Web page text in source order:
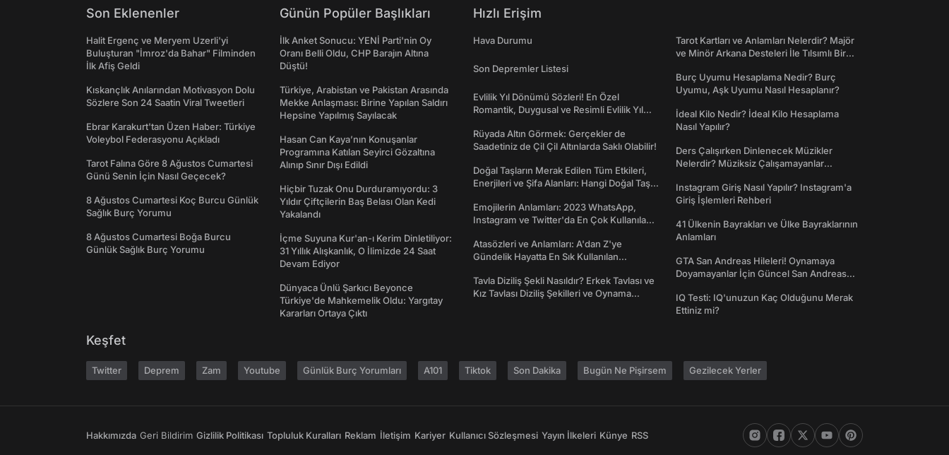
Son Eklenenler
Halit Ergenç ve Meryem Uzerli'yi
Buluşturan "İmroz'da Bahar" Filminden
İlk Afiş Geldi
Kıskançlık Anılarından Motivasyon Dolu
Sözlere Son 24 Saatin Viral Tweetleri
Ebrar Karakurt'tan Üzen Haber: Türkiye
Voleybol Federasyonu Açıkladı
Tarot Falına Göre 8 Ağustos Cumartesi
Günü Senin İçin Nasıl Geçecek?
8 Ağustos Cumartesi Koç Burcu Günlük
Sağlık Burç Yorumu
8 Ağustos Cumartesi Boğa Burcu
Günlük Sağlık Burç Yorumu
Günün Popüler Başlıkları
İlk Anket Sonucu: YENİ Parti'nin Oy
Oranı Belli Oldu, CHP Barajın Altına
Düştü!
Türkiye, Arabistan ve Pakistan Arasında
Mekke Anlaşması: Birine Yapılan Saldırı
Hepsine Yapılmış Sayılacak
Hasan Can Kaya’nın Konuşanlar
Programına Katılan Seyirci Gözaltına
Alınıp Sınır Dışı Edildi
Hiçbir Tuzak Onu Durduramıyordu: 3
Yıldır Çiftçilerin Baş Belası Olan Kedi
Yakalandı
İçme Suyuna Kur'an-ı Kerim Dinletiliyor:
31 Yıllık Alışkanlık, O İlimizde 24 Saat
Devam Ediyor
Dünyaca Ünlü Şarkıcı Beyonce
Türkiye'de Mahkemelik Oldu: Yargıtay
Kararları Ortaya Çıktı
Hızlı Erişim
Hava Durumu
Son Depremler Listesi
Evlilik Yıl Dönümü Sözleri! En Özel
Romantik, Duygusal ve Resimli Evlilik Yıl
Rüyada Altın Görmek: Gerçekler de
Saadetiniz de Çil Çil Altınlarda Saklı Olabilir!
Doğal Taşların Merak Edilen Tüm Etkileri,
Enerjileri ve Şifa Alanları: Hangi Doğal Taş
Emojilerin Anlamları: 2023 WhatsApp,
Instagram ve Twitter'da En Çok Kullanılan
Atasözleri ve Anlamları: A'dan Z'ye
Gündelik Hayatta En Sık Kullanılan
Tavla Diziliş Şekli Nasıldır? Erkek Tavlası ve
Kız Tavlası Diziliş Şekilleri ve Oynama
Tarot Kartları ve Anlamları Nelerdir? Majör
ve Minör Arkana Desteleri İle Tılsımlı Bir
Burç Uyumu Hesaplama Nedir? Burç
Uyumu, Aşk Uyumu Nasıl Hesaplanır?
İdeal Kilo Nedir? İdeal Kilo Hesaplama
Nasıl Yapılır?
Ders Çalışırken Dinlenecek Müzikler
Nelerdir? Müziksiz Çalışamayanlar
Instagram Giriş Nasıl Yapılır? Instagram'a
Giriş İşlemleri Rehberi
41 Ülkenin Bayrakları ve Ülke Bayraklarının
Anlamları
GTA San Andreas Hileleri! Oynamaya
Doyamayanlar İçin Güncel San Andreas
IQ Testi: IQ'unuzun Kaç Olduğunu Merak
Ettiniz mi?
Keşfet
Twitter Deprem Zam Youtube Günlük Burç Yorumları A101 Tiktok Son Dakika Bugün Ne Pişirsem Gezilecek Yerler
Hakkımızda Geri Bildirim Gizlilik Politikası Topluluk Kuralları Reklam İletişim Kariyer Kullanıcı Sözleşmesi Yayın İlkeleri Künye RSS